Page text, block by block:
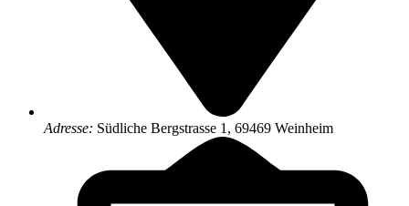
Adresse: Südliche Bergstrasse 1, 69469 Weinheim